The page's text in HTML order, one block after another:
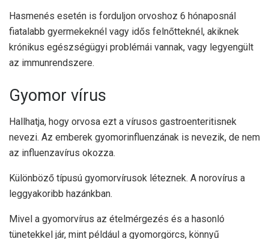
Hasmenés esetén is forduljon orvoshoz 6 hónaposnál
fiatalabb gyermekeknél vagy idős felnőtteknél, akiknek
krónikus egészségügyi problémái vannak, vagy legyengült
az immunrendszere.
Gyomor vírus
Hallhatja, hogy orvosa ezt a vírusos gastroenteritisnek
nevezi. Az emberek gyomorinfluenzának is nevezik, de nem
az influenzavírus okozza.
Különböző típusú gyomorvírusok léteznek. A norovírus a
leggyakoribb hazánkban.
Mivel a gyomorvírus az ételmérgezés és a hasonló
tünetekkel jár, mint például a gyomorgörcs, könnyű